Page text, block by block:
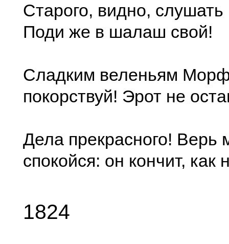
Старого, видно, слушать
Поди же в шалаш свой!
Сладким веленьям
покорствуй! Эрот не
Дела прекрасного! Верь
спокойся: он кончит, как
1824